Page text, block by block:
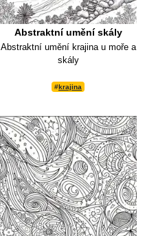
Abstraktní umění skály
Abstraktní umění krajina u moře a
skály
#krajina